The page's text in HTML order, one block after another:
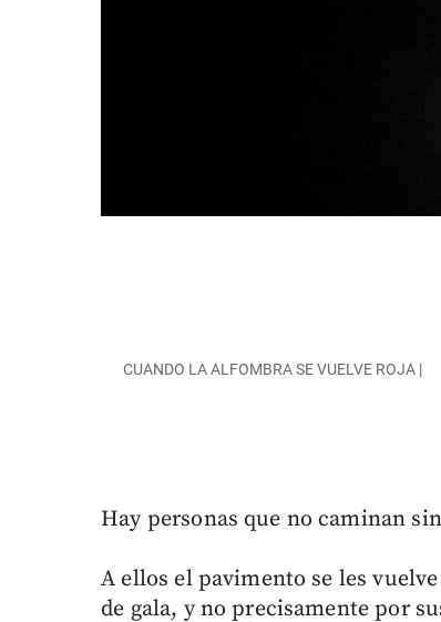
CUANDO LA ALFOMBRA SE VUELVE ROJA |
Hay personas que no caminan
A ellos el pavimento se les
de gala, y no precisamente por